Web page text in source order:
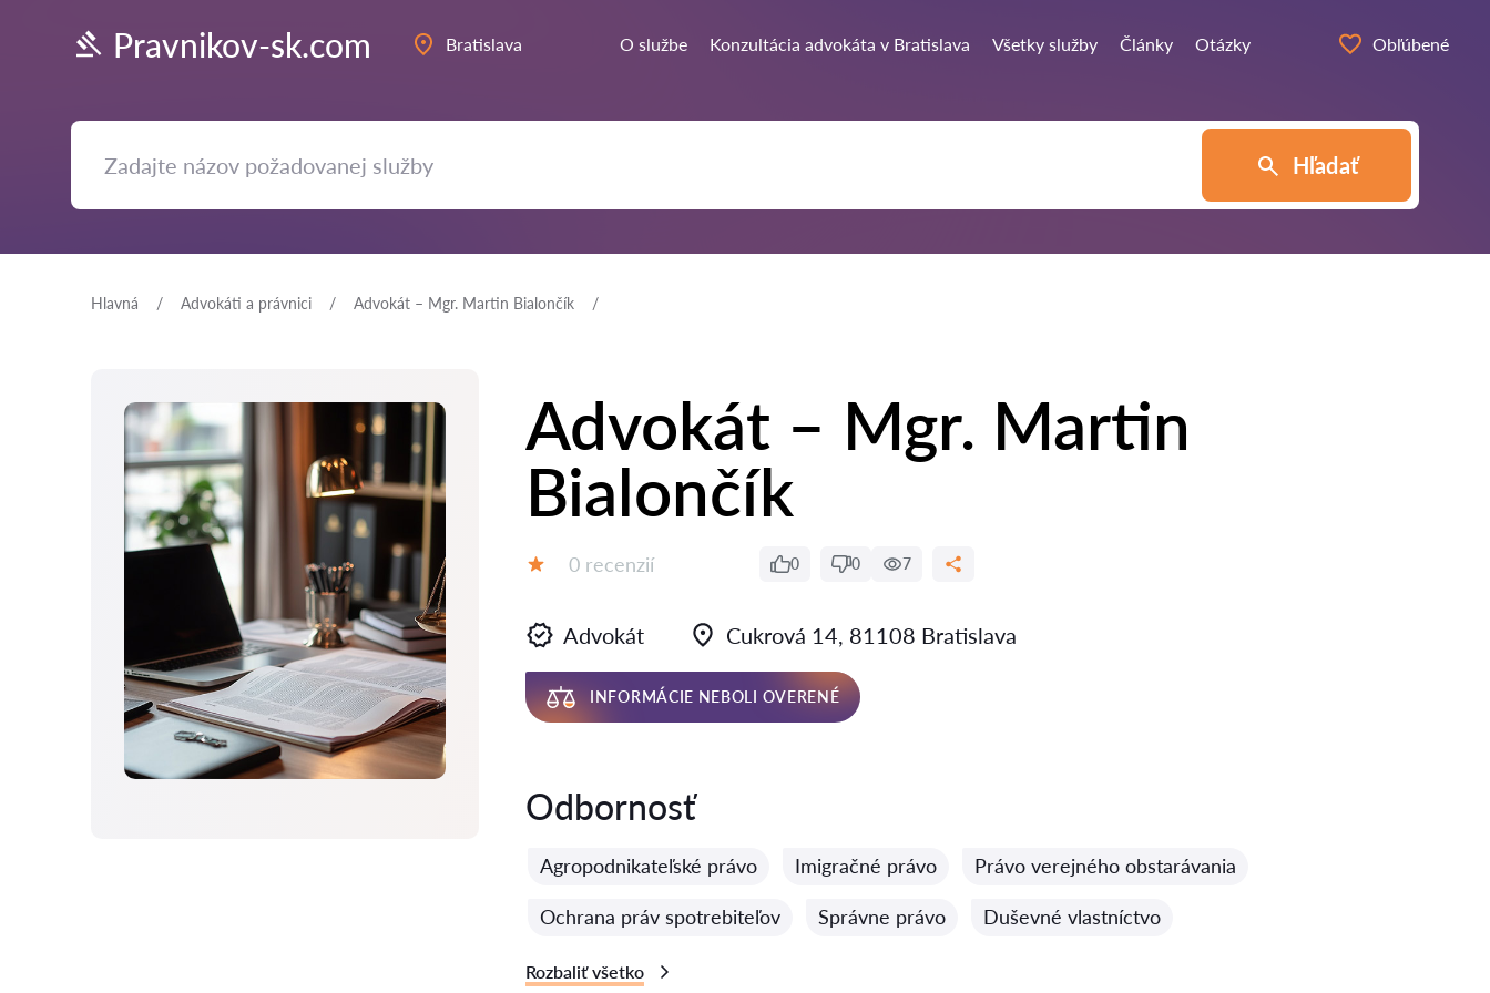
Pravnikov-sk.com Bratislava O službe Konzultácia advokáta v Bratislava Všetky služby Články Otázky Obľúbené
Hľadať
Hlavná Аdvokáti a právnici Advokát – Mgr. Martin Bialončík
Advokát – Mgr. Martin
Bialončík
Recenzií:
0 recenzií 0 0 7
Advokát Cukrová 14, 81108 Bratislava
INFORMÁCIE NEBOLI OVERENÉ
Odbornosť
Agropodnikateľské právo Imigračné právo Právo verejného obstarávania
Ochrana práv spotrebiteľov Správne právo Duševné vlastníctvo
Rozbaliť všetko